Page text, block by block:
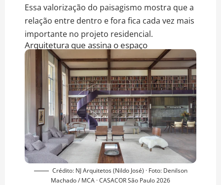
Essa valorização do paisagismo mostra que a
relação entre dentro e fora fica cada vez mais
importante no projeto residencial.
Arquitetura que assina o espaço
Crédito: NJ Arquitetos (Nildo José) · Foto: Denilson
Machado / MCA · CASACOR São Paulo 2026